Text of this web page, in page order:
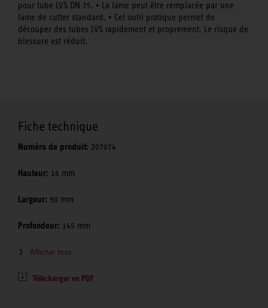
pour tube LVS DN 75. • La lame peut être remplacée par une
lame de cutter standard. • Cet outil pratique permet de
découper des tubes LVS rapidement et proprement. Le risque de
blessure est réduit.
Fiche technique
Numéro de produit: 207074
Hauteur: 16 mm
Largeur: 90 mm
Profondeur: 145 mm
Afficher tous
Télécharger en PDF